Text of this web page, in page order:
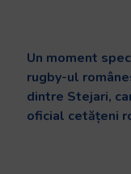
Un moment
rugby-ul
dintre Stejari,
oficial cetățeni